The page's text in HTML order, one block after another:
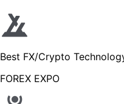
Best FX/Crypto
FOREX EXPO